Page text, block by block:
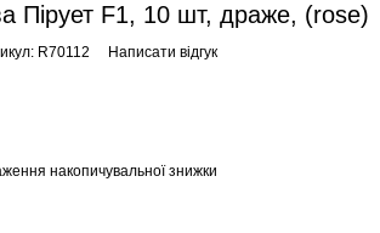
Пірует F1, 10 шт, драже, (rose)
R70112 Написати відгук
накопичувальної знижки